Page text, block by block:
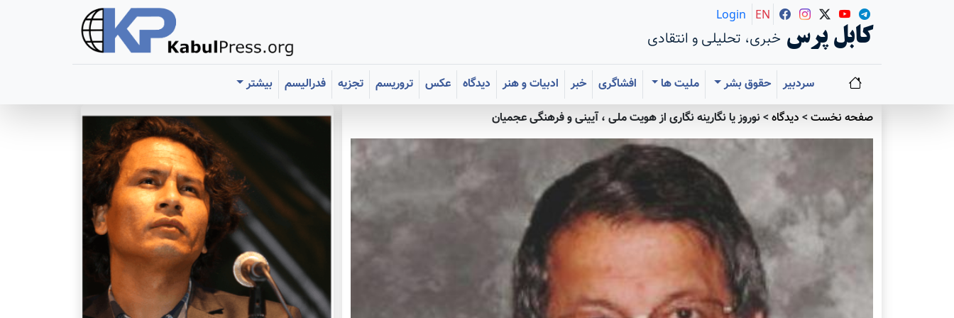
کابل پرس خبری، تحلیلی و انتقادی
Login EN
سردبیر حقوق بشر ملیت ها افشاگری خبر ادبیات و هنر دیدگاه عکس تروریسم تجزیه فدرالیسم
بیشتر
صفحه نخست> دیدگاه>نوروز یا نگارينه نگاری از هویت ملی ، آيينی و فرهنگی عجمیان